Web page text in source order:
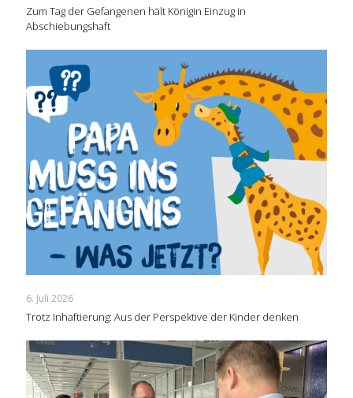
Zum Tag der Gefangenen hält Königin Einzug in
Abschiebungshaft
6. Juli 2026
Trotz Inhaftierung: Aus der Perspektive der Kinder denken